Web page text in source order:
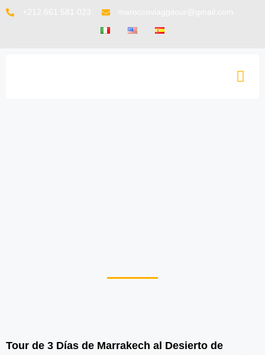
Tour de 3 Días de Marrakech al Desierto de